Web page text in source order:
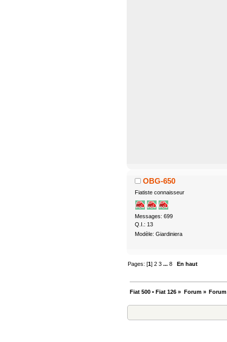
OBG-650
Fiatiste connaisseur
Messages: 699
Q.I.: 13
Modèle: Giardiniera
Pages: [1]2 3 ...8 En haut
Fiat 500 • Fiat 126 » Forum»